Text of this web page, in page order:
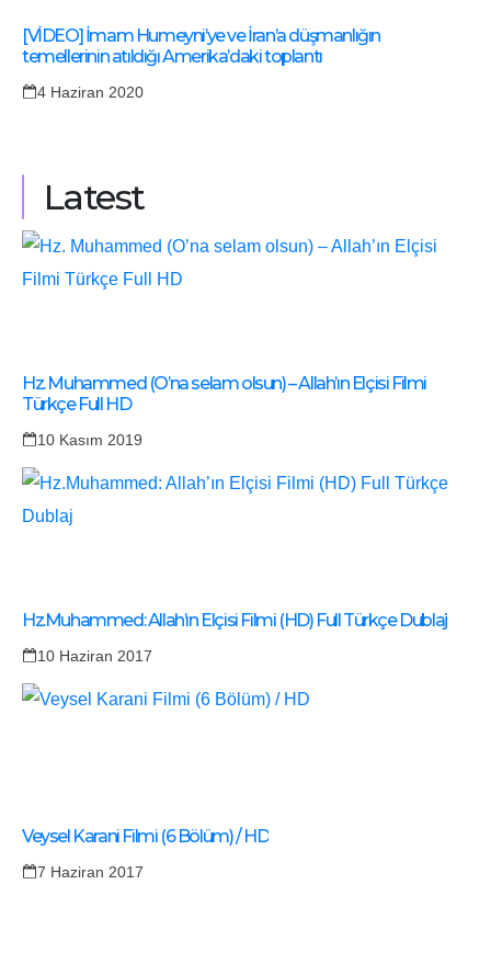
[VİDEO] İmam Humeyni’ye ve İran’a düşmanlığın
temellerinin atıldığı Amerika’daki toplantı
4 Haziran 2020
Latest
Hz. Muhammed (O’na selam olsun) – Allah’ın Elçisi Filmi
Türkçe Full HD
10 Kasım 2019
Hz.Muhammed: Allah’ın Elçisi Filmi (HD) Full Türkçe Dublaj
10 Haziran 2017
Veysel Karani Filmi (6 Bölüm) / HD
7 Haziran 2017